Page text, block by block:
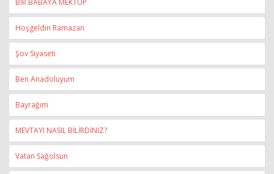
BİR BABAYA MEKTUP
Hoşgeldin Ramazan
Şov Siyaseti
Ben Anadoluyum
Bayrağım
MEVTAYI NASIL BİLİRDİNİZ?
Vatan Sağolsun